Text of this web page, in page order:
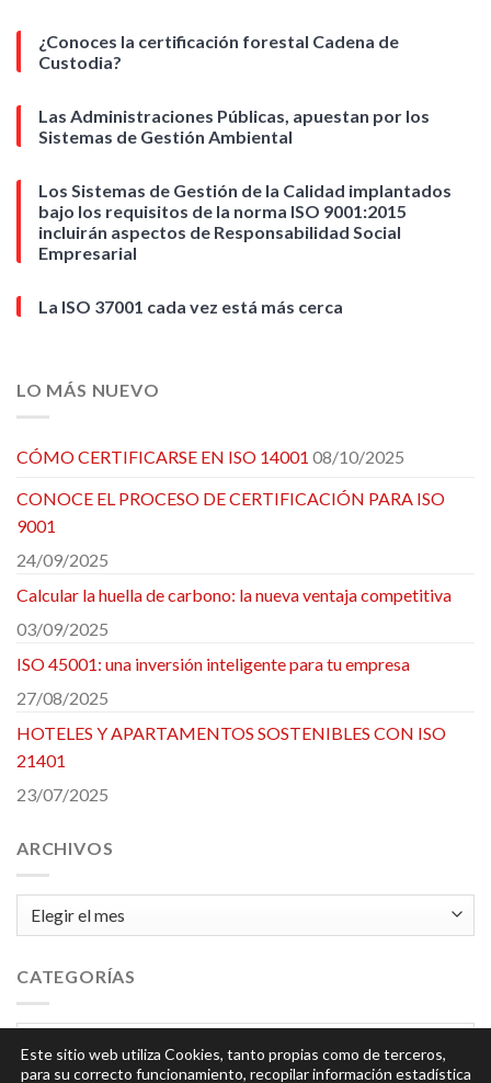
¿Conoces la certificación forestal Cadena de
Custodia?
Las Administraciones Públicas, apuestan por los
Sistemas de Gestión Ambiental
Los Sistemas de Gestión de la Calidad implantados
bajo los requisitos de la norma ISO 9001:2015
incluirán aspectos de Responsabilidad Social
Empresarial
La ISO 37001 cada vez está más cerca
LO MÁS NUEVO
CÓMO CERTIFICARSE EN ISO 14001 08/10/2025
CONOCE EL PROCESO DE CERTIFICACIÓN PARA ISO
9001
24/09/2025
Calcular la huella de carbono: la nueva ventaja competitiva
03/09/2025
ISO 45001: una inversión inteligente para tu empresa
27/08/2025
HOTELES Y APARTAMENTOS SOSTENIBLES CON ISO
21401
23/07/2025
ARCHIVOS
Archivos
CATEGORÍAS
Categorías
Este sitio web utiliza Cookies, tanto propias como de terceros,
para su correcto funcionamiento, recopilar información estadística